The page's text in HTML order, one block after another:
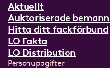
Aktuellt
Auktoriserade
Hitta ditt fackförbund
LO Fakta
LO Distribution
Personuppgifter